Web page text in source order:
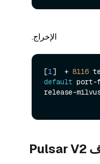
الإخراج.
[1]  + 8116
default port-
release-